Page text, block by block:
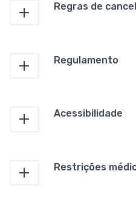
Regras de
Regulamento
Acessibilidade
Restrições